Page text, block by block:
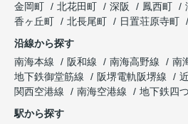
金岡町
北花田町 深阪 鳳西町
香ヶ丘町
北長尾町 日置荘原寺町
沿線から探す
南海本線
阪和線 南海高野線
南
地下鉄御堂筋線
阪堺電軌阪堺線
関西空港線
南海空港線
地下鉄四
駅から探す